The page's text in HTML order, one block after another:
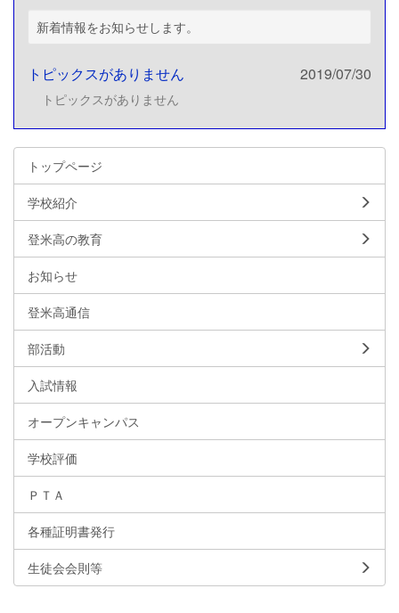
新着情報をお知らせします。
トピックスがありません 2019/07/30
トピックスがありません
トップページ
学校紹介
登米高の教育
お知らせ
登米高通信
部活動
入試情報
オープンキャンパス
学校評価
ＰＴＡ
各種証明書発行
生徒会会則等